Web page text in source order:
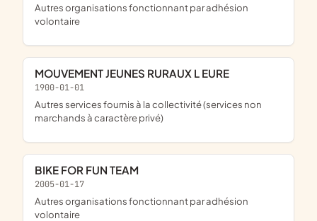
Autres organisations fonctionnant par adhésion
volontaire
MOUVEMENT JEUNES RURAUX L EURE
1900-01-01
Autres services fournis à la collectivité (services non
marchands à caractère privé)
BIKE FOR FUN TEAM
2005-01-17
Autres organisations fonctionnant par adhésion
volontaire